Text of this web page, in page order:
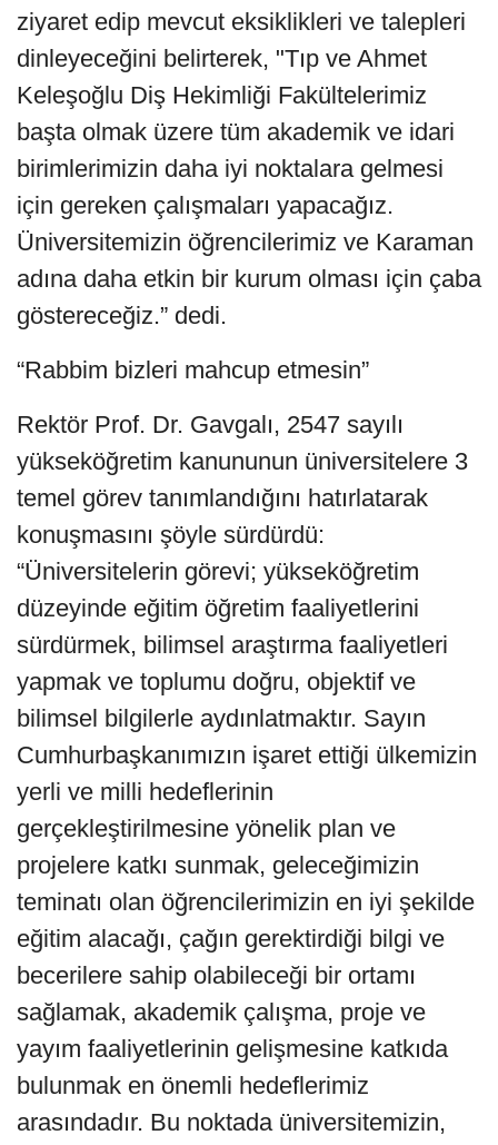
ziyaret edip mevcut eksiklikleri ve talepleri
dinleyeceğini belirterek, "Tıp ve Ahmet
Keleşoğlu Diş Hekimliği Fakültelerimiz
başta olmak üzere tüm akademik ve idari
birimlerimizin daha iyi noktalara gelmesi
için gereken çalışmaları yapacağız.
Üniversitemizin öğrencilerimiz ve Karaman
adına daha etkin bir kurum olması için çaba
göstereceğiz.” dedi.
“Rabbim bizleri mahcup etmesin”
Rektör Prof. Dr. Gavgalı, 2547 sayılı
yükseköğretim kanununun üniversitelere 3
temel görev tanımlandığını hatırlatarak
konuşmasını şöyle sürdürdü:
“Üniversitelerin görevi; yükseköğretim
düzeyinde eğitim öğretim faaliyetlerini
sürdürmek, bilimsel araştırma faaliyetleri
yapmak ve toplumu doğru, objektif ve
bilimsel bilgilerle aydınlatmaktır. Sayın
Cumhurbaşkanımızın işaret ettiği ülkemizin
yerli ve milli hedeflerinin
gerçekleştirilmesine yönelik plan ve
projelere katkı sunmak, geleceğimizin
teminatı olan öğrencilerimizin en iyi şekilde
eğitim alacağı, çağın gerektirdiği bilgi ve
becerilere sahip olabileceği bir ortamı
sağlamak, akademik çalışma, proje ve
yayım faaliyetlerinin gelişmesine katkıda
bulunmak en önemli hedeflerimiz
arasındadır. Bu noktada üniversitemizin,